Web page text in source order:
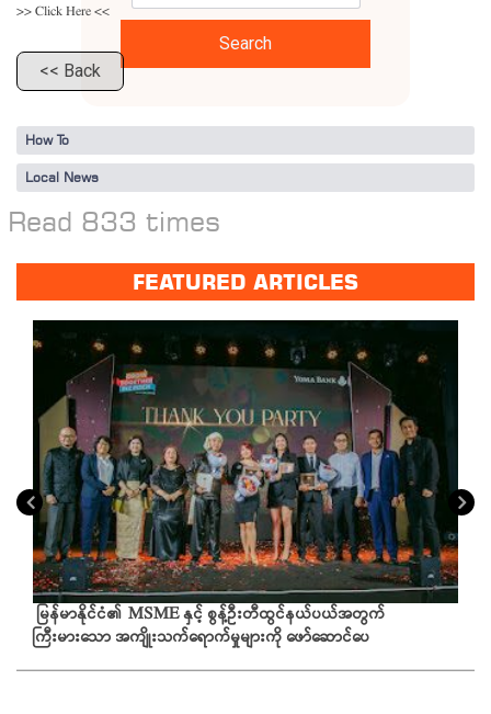
Search
>> Click Here <<
<< Back
How To
Local News
Read 833 times
FEATURED ARTICLES
မြန်မာနိုင်ငံ၏ MSME နှင့် စွန့်ဦးတီထွင်နယ်ပယ်အတွက်
ကြီးမားသော အကျိုးသက်ရောက်မှုများကို ဖော်ဆောင်ပေ